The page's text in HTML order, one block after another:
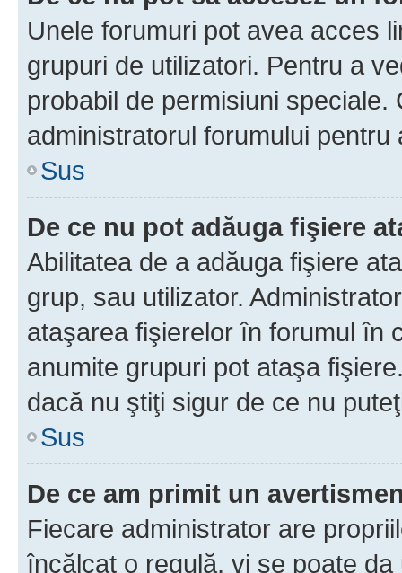
Unele forumuri pot avea acces
grupuri de utilizatori. Pentru a
probabil de permisiuni
administratorul forumului pentru
Sus
De ce nu pot adăuga fişiere
Abilitatea de a adăuga fişiere
grup, sau utilizator.
ataşarea fişierelor în forumul în
anumite grupuri pot ataşa
dacă nu ştiţi sigur de ce nu
Sus
De ce am primit un
Fiecare administrator are
încălcat o regulă, vi se poate